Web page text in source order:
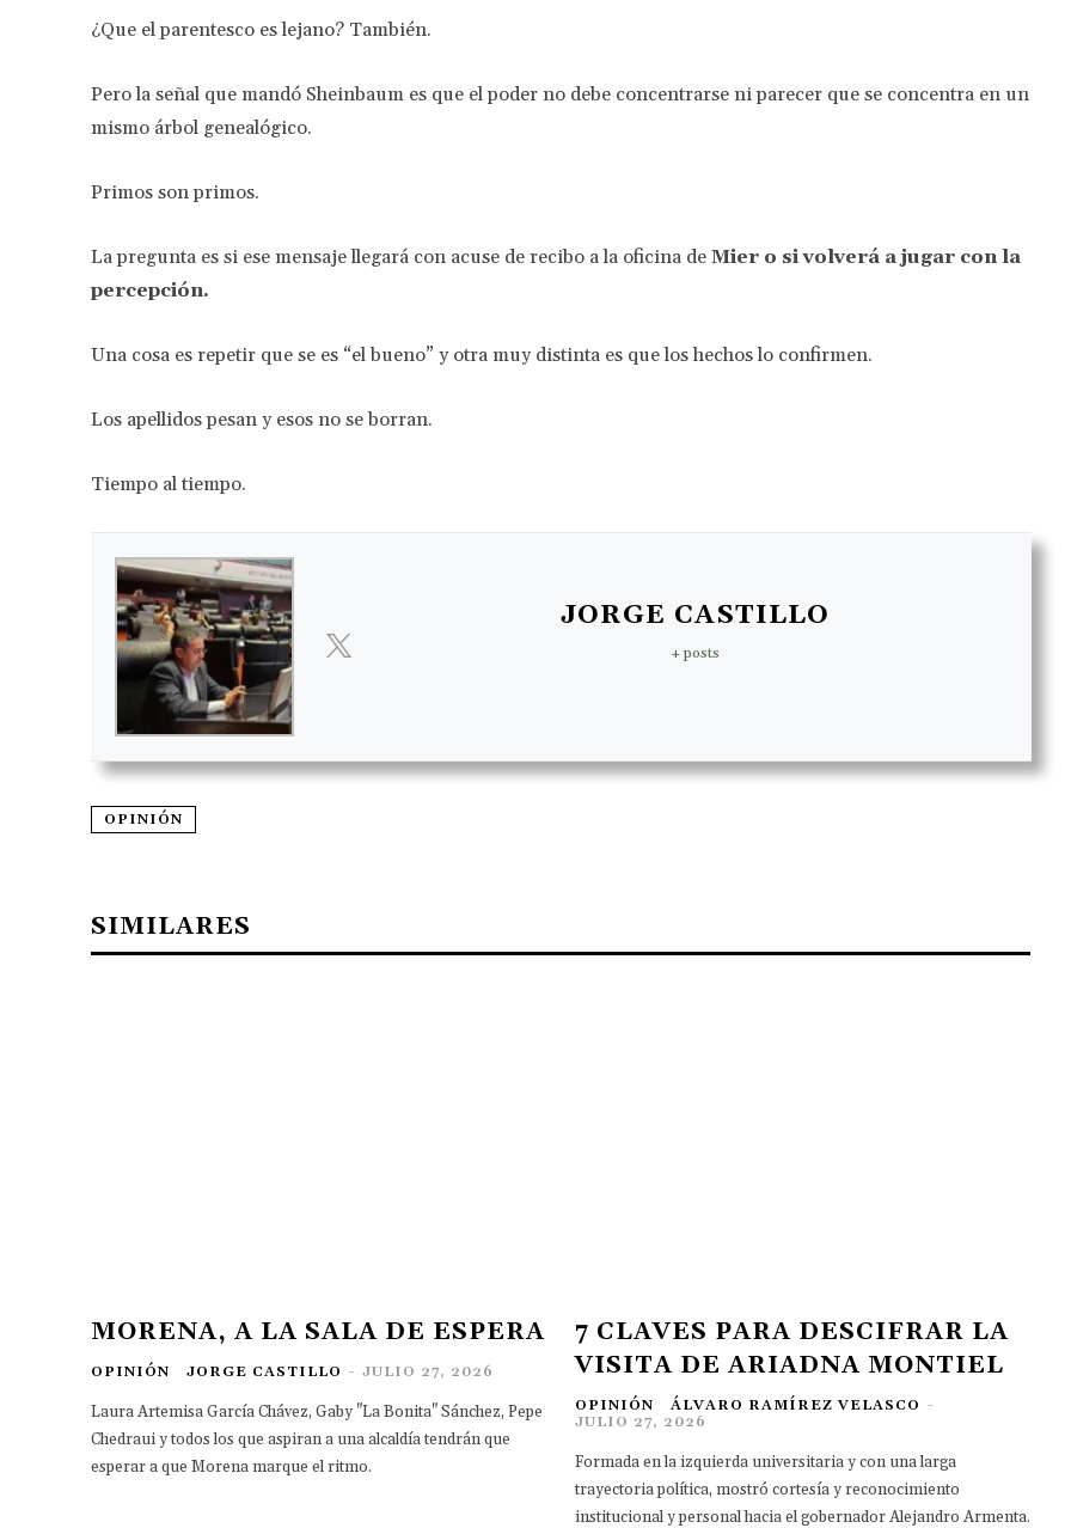
¿Que el parentesco es lejano? También.
Pero la señal que mandó Sheinbaum es que el poder no debe concentrarse ni parecer que se concentra en un
mismo árbol genealógico.
Primos son primos.
La pregunta es si ese mensaje llegará con acuse de recibo a la oficina de Mier o si volverá a jugar con la
percepción.
Una cosa es repetir que se es “el bueno” y otra muy distinta es que los hechos lo confirmen.
Los apellidos pesan y esos no se borran.
Tiempo al tiempo.
JORGE CASTILLO
+ posts
OPINIÓN
SIMILARES
MORENA, A LA SALA DE ESPERA
OPINIÓN JORGE CASTILLO - JULIO 27, 2026
Laura Artemisa García Chávez, Gaby "La Bonita" Sánchez, Pepe
Chedraui y todos los que aspiran a una alcaldía tendrán que
esperar a que Morena marque el ritmo.
7 CLAVES PARA DESCIFRAR LA
VISITA DE ARIADNA MONTIEL
OPINIÓN ÁLVARO RAMÍREZ VELASCO -
JULIO 27, 2026
Formada en la izquierda universitaria y con una larga
trayectoria política, mostró cortesía y reconocimiento
institucional y personal hacia el gobernador Alejandro Armenta.